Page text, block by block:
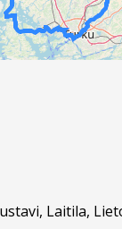
Laitila,